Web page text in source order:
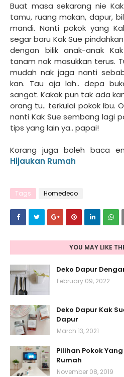
Buat masa sekarang nie
tamu, ruang makan, dapur,
mandi. Nanti pokok yang
segar baru Kak Sue
dengan bilik anak-anak
tanam nak masukkan terus.
mudah nak jaga nanti
kan. Tau aja lah.. depa
sangat. Kakak pun tak ada
orang tu.. terkulai pokok Ibu.
nanti Kak Sue sembang lagi
tips yang lain ya.. papai!
Korang juga boleh baca
Hijaukan Rumah
Tags Homedeco
YOU MAY LIKE
Deko Dapur
February 09, 2022
Deko Dapur Kak
Dapur
March 13, 2021
Pilihan Pokok
Rumah
November 08, 2019